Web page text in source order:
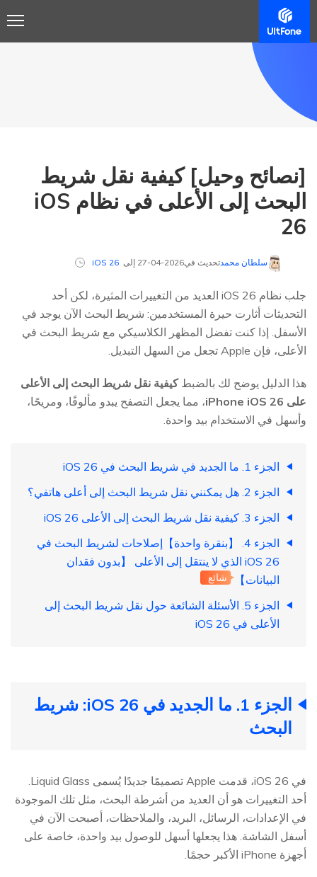
[نصائح وحيل] كيفية نقل شريط
البحث إلى الأعلى في نظام iOS
26
سلطان محمدتحديث في2026-04-27 إلى iOS 26
جلب نظام iOS 26 العديد من التغييرات المثيرة، لكن أحد
التحديثات أثارت حيرة المستخدمين: شريط البحث الآن يوجد في
الأسفل. إذا كنت تفضل المظهر الكلاسيكي مع شريط البحث في
الأعلى، فإن Apple تجعل من السهل التبديل.
هذا الدليل يوضح لك بالضبطكيفية نقل شريط البحث إلى الأعلى
على iPhone iOS 26
، مما يجعل التصفح يبدو مألوفًا، ومريحًا،
وأسهل في الاستخدام بيد واحدة.
الجزء 1. ما الجديد في شريط البحث في iOS 26
الجزء 2. هل يمكنني نقل شريط البحث إلى أعلى هاتفي؟
الجزء 3. كيفية نقل شريط البحث إلى الأعلى iOS 26
الجزء 4. 【بنقرة واحدة】إصلاحات لشريط البحث في
iOS 26 الذي لا ينتقل إلى الأعلى 【بدون فقدان
البيانات】
شائع
الجزء 5. الأسئلة الشائعة حول نقل شريط البحث إلى
الأعلى في iOS 26
الجزء 1. ما الجديد في iOS 26: شريط
البحث
في iOS 26، قدمت Apple تصميمًا جديدًا يُسمى Liquid Glass.
أحد التغييرات هو أن العديد من أشرطة البحث، مثل تلك الموجودة
في الإعدادات، الرسائل، البريد، والملاحظات، أصبحت الآن في
أسفل الشاشة. هذا يجعلها أسهل للوصول بيد واحدة، خاصة على
أجهزة iPhone الأكبر حجمًا.